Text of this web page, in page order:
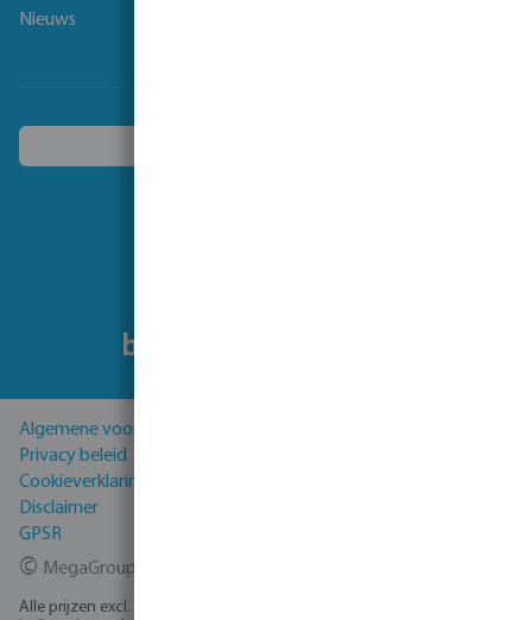
Nieuws
Algemene voorwaarden
Privacy beleid
Cookieverklaring
Disclaimer
GPSR
© MegaGroup Trade 2026
Alle prijzen excl. BTW plus